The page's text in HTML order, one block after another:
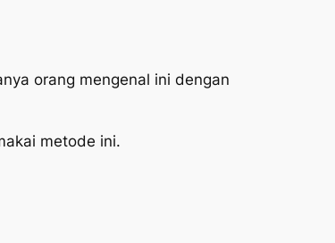
orang mengenal ini dengan
metode ini.